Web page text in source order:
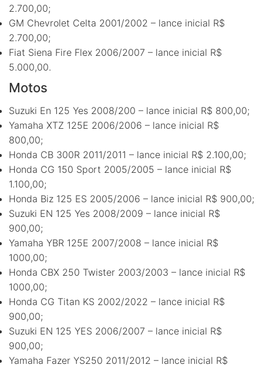
2.700,00;
GM Chevrolet Celta 2001/2002 – lance inicial R$
2.700,00;
Fiat Siena Fire Flex 2006/2007 – lance inicial R$
5.000,00.
Motos
Suzuki En 125 Yes 2008/200 – lance inicial R$ 800,00;
Yamaha XTZ 125E 2006/2006 – lance inicial R$
800,00;
Honda CB 300R 2011/2011 – lance inicial R$ 2.100,00;
Honda CG 150 Sport 2005/2005 – lance inicial R$
1.100,00;
Honda Biz 125 ES 2005/2006 – lance inicial R$ 900,00;
Suzuki EN 125 Yes 2008/2009 – lance inicial R$
900,00;
Yamaha YBR 125E 2007/2008 – lance inicial R$
1000,00;
Honda CBX 250 Twister 2003/2003 – lance inicial R$
1000,00;
Honda CG Titan KS 2002/2022 – lance inicial R$
900,00;
Suzuki EN 125 YES 2006/2007 – lance inicial R$
900,00;
Yamaha Fazer YS250 2011/2012 – lance inicial R$